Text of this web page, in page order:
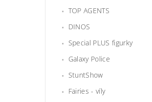
TOP AGENTS
DINOS
Special PLUS figurky
Galaxy Police
StuntShow
Fairies - víly